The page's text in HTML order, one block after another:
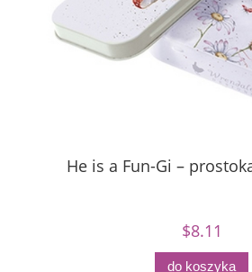
He is a Fun-Gi –
$8.11
do koszyka